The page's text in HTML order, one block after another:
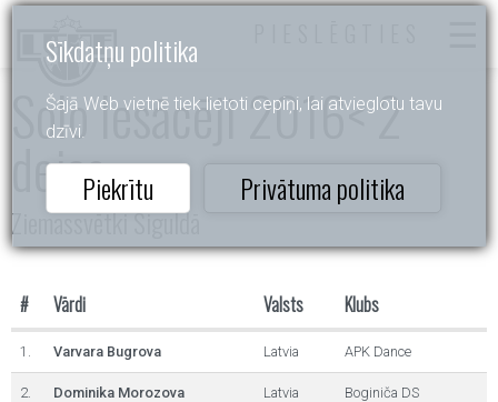
Sīkdatņu politika
Šajā Web vietnē tiek lietoti cepiņi, lai atvieglotu tavu
dzīvi.
Piekrītu Privātuma politika
Solo Iesācēji 2016< 2
dejas
Ziemassvētki Siguldā
# Vārdi Valsts Klubs
1. Varvara Bugrova Latvia APK Dance
2. Dominika Morozova Latvia Boginiča DS